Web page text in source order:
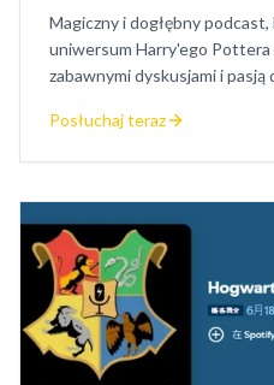
Magiczny i dogłębny podcast,
uniwersum Harry'ego Pottera
zabawnymi dyskusjami i
Posłuchaj teraz